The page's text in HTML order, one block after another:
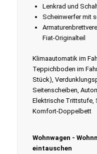
Lenkrad und
Scheinwerfer mit
Fiat-Originalteil
Klimaautomatik im
Teppichboden im
Stück),
Seitenscheiben,
Elektrische Trittstufe,
Komfort-Doppelbett
Wohnwagen -
eintauschen